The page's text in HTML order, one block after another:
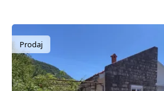
Prodaj